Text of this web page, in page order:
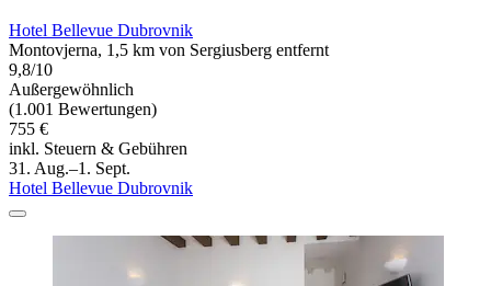
Hotel Bellevue Dubrovnik
Montovjerna, 1,5 km von Sergiusberg entfernt
9,8/10
Außergewöhnlich
(1.001 Bewertungen)
755 €
inkl. Steuern & Gebühren
31. Aug.–1. Sept.
Hotel Bellevue Dubrovnik